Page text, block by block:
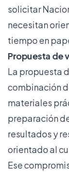
solicitar
necesitan
tiempo en
Propuesta de
La propuesta
combinación
materiales
preparación
resultados y
orientado al
Ese